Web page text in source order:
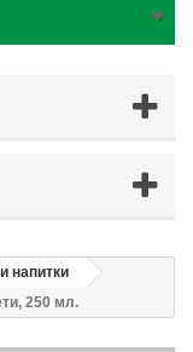
напитки
250 мл.